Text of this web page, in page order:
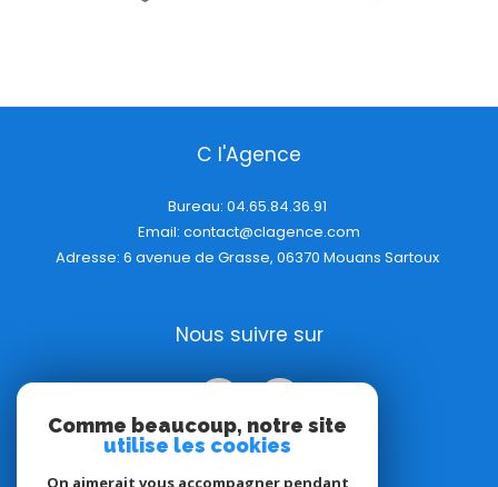
C l'Agence
Bureau: 04.65.84.36.91
Email: contact@clagence.com
Adresse: 6 avenue de Grasse, 06370 Mouans Sartoux
Nous suivre sur
Comme beaucoup, notre site
utilise les cookies
On aimerait vous accompagner pendant